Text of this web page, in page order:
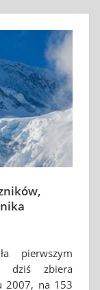
pierwszym
dziś zbiera
2007, na 153